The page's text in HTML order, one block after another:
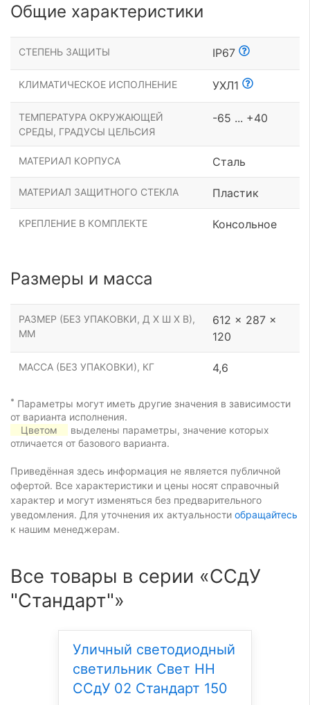
Общие характеристики
СТЕПЕНЬ ЗАЩИТЫ IP67
КЛИМАТИЧЕСКОЕ ИСПОЛНЕНИЕ УХЛ1
ТЕМПЕРАТУРА ОКРУЖАЮЩЕЙ
СРЕДЫ, ГРАДУСЫ ЦЕЛЬСИЯ
-65 ... +40
МАТЕРИАЛ КОРПУСА Сталь
МАТЕРИАЛ ЗАЩИТНОГО СТЕКЛА Пластик
КРЕПЛЕНИЕ В КОМПЛЕКТЕ Консольное
Размеры и масса
РАЗМЕР (БЕЗ УПАКОВКИ, Д Х Ш Х В),
ММ
612 x 287 x
120
МАССА (БЕЗ УПАКОВКИ), КГ 4,6
* Параметры могут иметь другие значения в зависимости
от варианта исполнения.
Цветом
выделены параметры, значение которых
отличается от базового варианта.
Приведённая здесь информация не является публичной
офертой. Все характеристики и цены носят справочный
характер и могут изменяться без предварительного
уведомления. Для уточнения их актуальности обращайтесь
к нашим менеджерам.
Все товары в серии «ССдУ
"Стандарт"»
Уличный светодиодный
светильник Свет НН
ССдУ 02 Стандарт 150